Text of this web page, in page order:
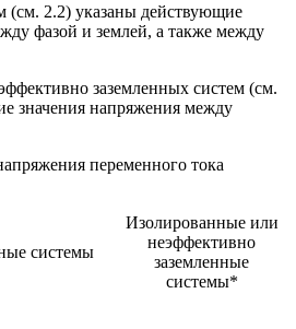
(см. 2.2) указаны действующие
фазой и землей, а также между
заземленных систем (см.
значения напряжения между
переменного тока
системы
Изолированные или
неэффективно
заземленные
системы*